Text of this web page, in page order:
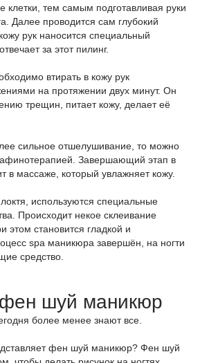
клетки, тем самым подготавливая руки
Далее проводится сам глубокий
рук наносится специальный
за этот пилинг.
втирать в кожу рук
на протяжении двух минут. Он
трещин, питает кожу, делает её
сильное отшелушивание, то можно
Завершающий этап в
в массаже, который увлажняет кожу.
используются специальные
Происходит некое склеивание
этом становится гладкой и
spa маникюра завершён, на ногти
средство.
шуй маникюр
более менее знают все.
фен шуй маникюр? Фен шуй